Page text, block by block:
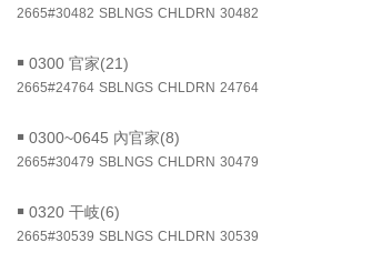
2665#30482 SBLNGS CHLDRN 30482
￭ 0300 官家(21)
2665#24764 SBLNGS CHLDRN 24764
￭ 0300~0645 內官家(8)
2665#30479 SBLNGS CHLDRN 30479
￭ 0320 干岐(6)
2665#30539 SBLNGS CHLDRN 30539